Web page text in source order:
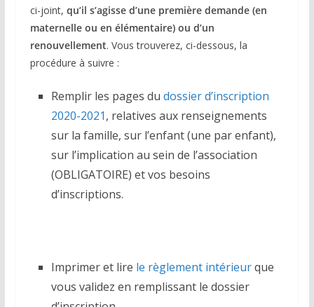
ci-joint, qu’il s’agisse d’une première demande (en
maternelle ou en élémentaire) ou d’un
renouvellement. Vous trouverez, ci-dessous, la
procédure à suivre :
Remplir les pages du dossier d’inscription
2020-2021, relatives aux renseignements
sur la famille, sur l’enfant (une par enfant),
sur l’implication au sein de l’association
(OBLIGATOIRE) et vos besoins
d’inscriptions.
Imprimer et lire le règlement intérieurque
vous validez en remplissant le dossier